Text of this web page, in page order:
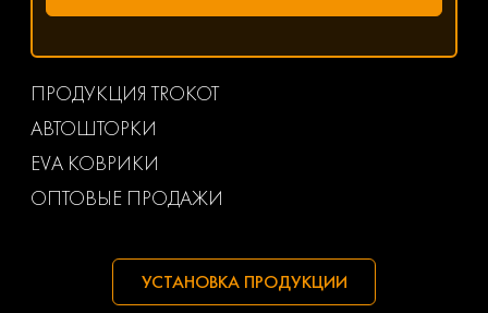
ПРОДУКЦИЯ TROKOT
АВТОШТОРКИ
EVA КОВРИКИ
ОПТОВЫЕ ПРОДАЖИ
УСТАНОВКА ПРОДУКЦИИ